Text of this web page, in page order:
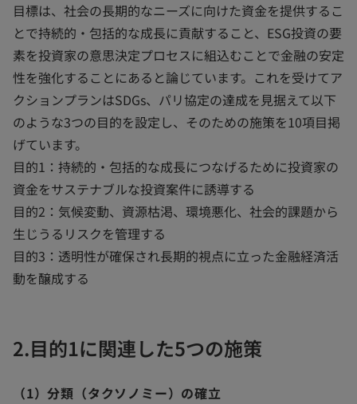
目標は、社会の長期的なニーズに向けた資金を提供するこ
とで持続的・包括的な成長に貢献すること、ESG投資の要
素を投資家の意思決定プロセスに組込むことで金融の安定
性を強化することにあると論じています。これを受けてア
クションプランはSDGs、パリ協定の達成を見据えて以下
のような3つの目的を設定し、そのための施策を10項目掲
げています。
目的1：持続的・包括的な成長につなげるために投資家の
資金をサステナブルな投資案件に誘導する
目的2：気候変動、資源枯渇、環境悪化、社会的課題から
生じうるリスクを管理する
目的3：透明性が確保され長期的視点に立った金融経済活
動を醸成する
2.目的1に関連した5つの施策
（1）分類（タクソノミー）の確立